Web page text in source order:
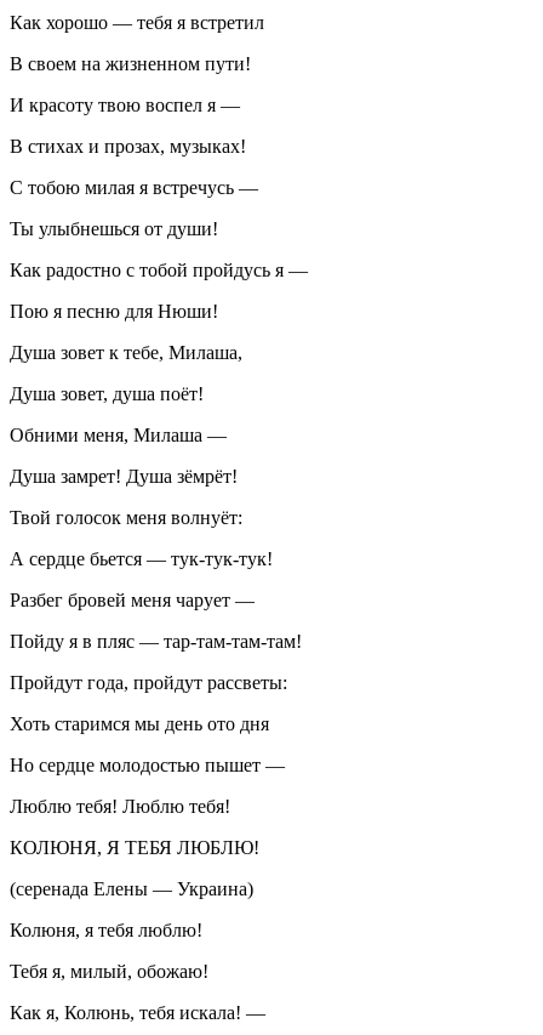
Как хорошо — тебя я встретил
В своем на жизненном пути!
И красоту твою воспел я —
В стихах и прозах, музыках!
С тобою милая я встречусь —
Ты улыбнешься от души!
Как радостно с тобой пройдусь я —
Пою я песню для Нюши!
Душа зовет к тебе, Милаша,
Душа зовет, душа поёт!
Обними меня, Милаша —
Душа замрет! Душа зёмрёт!
Твой голосок меня волнуёт:
А сердце бьется — тук-тук-тук!
Разбег бровей меня чарует —
Пойду я в пляс — тар-там-там-там!
Пройдут года, пройдут рассветы:
Хоть старимся мы день ото дня
Но сердце молодостью пышет —
Люблю тебя! Люблю тебя!
КОЛЮНЯ, Я ТЕБЯ ЛЮБЛЮ!
(серенада Елены — Украина)
Колюня, я тебя люблю!
Тебя я, милый, обожаю!
Как я, Колюнь, тебя искала! —